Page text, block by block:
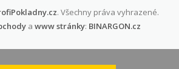
. Všechny práva vyhrazené.
a www stránky: BINARGON.cz